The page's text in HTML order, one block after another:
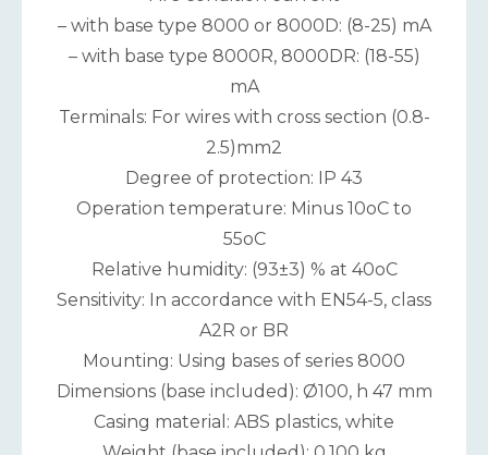
– with base type 8000 or 8000D: (8-25) mA
– with base type 8000R, 8000DR: (18-55)
mA
Terminals: For wires with cross section (0.8-
2.5)mm2
Degree of protection: IP 43
Operation temperature: Minus 10oC to
55oC
Relative humidity: (93±3) % at 40oC
Sensitivity: In accordance with EN54-5, class
A2R or BR
Mounting: Using bases of series 8000
Dimensions (base included): Ø100, h 47 mm
Casing material: ABS plastics, white